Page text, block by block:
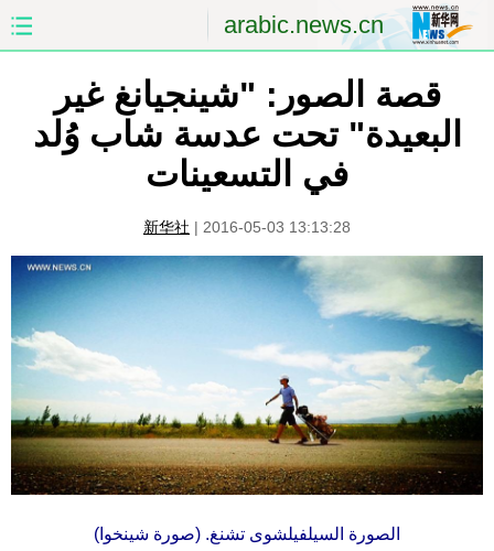
arabic.news.cn
الصين الصفحة الأولى
الشرق الأوسط العالم
الصين والعالم العربي
العلوم والصحة الثقافة والتعليم
السياحة والبيئة
مؤتمر صحفى للخارجية الصور
قصة الصور: "شينجيانغ غير
البعيدة" تحت عدسة شاب وُلد
في التسعينات
新华社 | 2016-05-03 13:13:28
الصورة السيلفيلشوى تشنغ. (صورة شينخوا)